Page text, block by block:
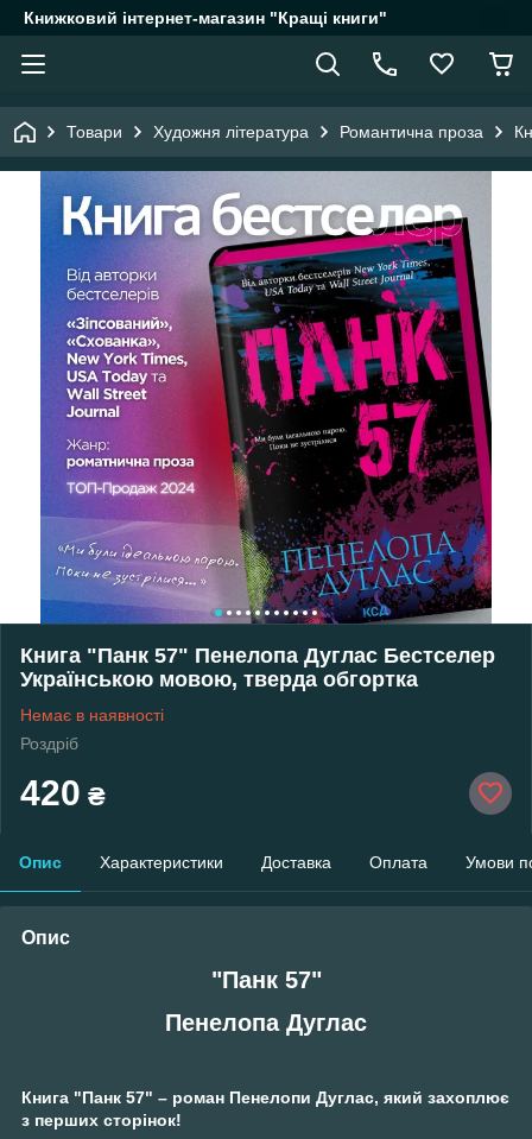
Книжковий інтернет-магазин "Кращі книги"
Товари Художня література Романтична проза
Книга "Панк 57" Пенелопа Дуглас Бестселер
Українською мовою, тверда обгортка
Немає в наявності
Роздріб
420 ₴
Опис Характеристики Доставка Оплата Умови
Опис
"Панк 57"
Пенелопа Дуглас
Книга "Панк 57" – роман Пенелопи Дуглас, який захоплює
з перших сторінок!